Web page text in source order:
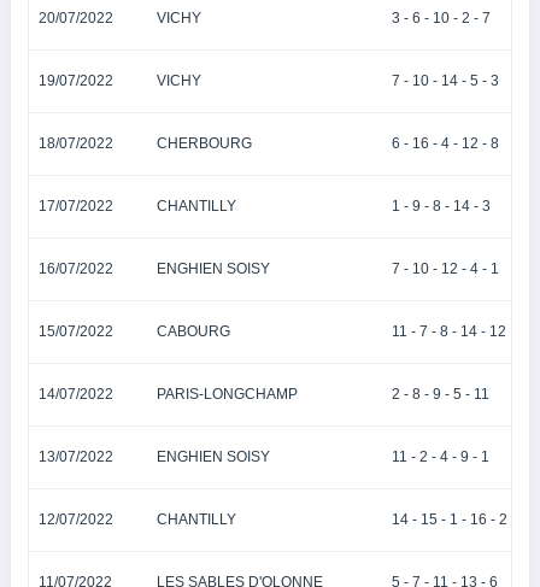
20/07/2022 VICHY 3 - 6 - 10 - 2 - 7
19/07/2022 VICHY 7 - 10 - 14 - 5 - 3
18/07/2022 CHERBOURG 6 - 16 - 4 - 12 - 8
17/07/2022 CHANTILLY 1 - 9 - 8 - 14 - 3
16/07/2022 ENGHIEN SOISY 7 - 10 - 12 - 4 - 1
15/07/2022 CABOURG 11 - 7 - 8 - 14 - 12
14/07/2022 PARIS-LONGCHAMP 2 - 8 - 9 - 5 - 11
13/07/2022 ENGHIEN SOISY 11 - 2 - 4 - 9 - 1
12/07/2022 CHANTILLY 14 - 15 - 1 - 16 - 2
11/07/2022 LES SABLES D'OLONNE 5 - 7 - 11 - 13 - 6